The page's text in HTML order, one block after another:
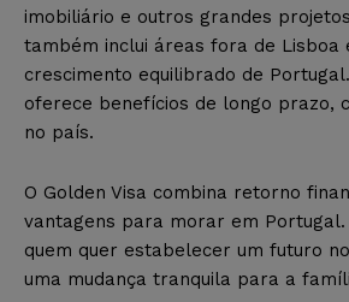
imobiliário e outros grandes
também inclui áreas fora de Lisboa
crescimento equilibrado de
oferece benefícios de longo prazo,
no país.
O Golden Visa combina retorno
vantagens para morar em
quem quer estabelecer um futuro
uma mudança tranquila para a